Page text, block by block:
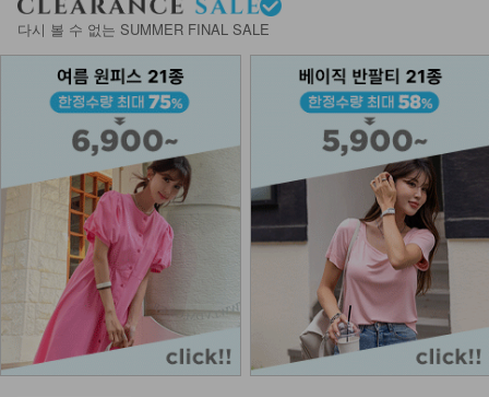
KOA-T-15/심플끈나시
12,900 7,900 39%
KOA-T-26/스퀘어 스판나시
13,900 9,900
KOA-T-11/잔느롱나시
12,900
8,280
KOA-T-16/더블끈나시
13,900 9,900 29%
다시 볼 수 없는 SUMMER FINAL SALE